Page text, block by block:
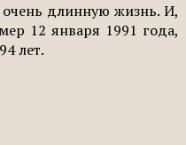
длинную жизнь. И,
12 января 1991 года,
лет.